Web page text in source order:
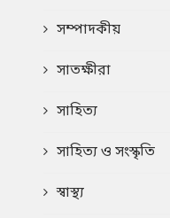
সম্পাদকীয়
সাতক্ষীরা
সাহিত্য
সাহিত্য ও সংস্কৃতি
স্বাস্থ্য